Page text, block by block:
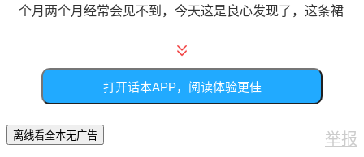
个月两个月经常会见不到，今天这是良心发现了，这条裙
刀子嘴豆腐心
打开话本APP，阅读体验更佳
离线看全本无广告 举报